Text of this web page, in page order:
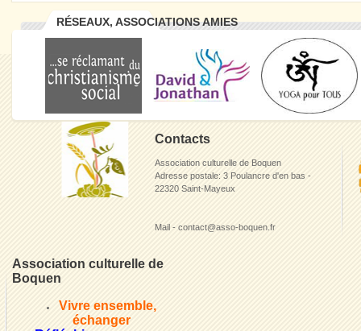
RÉSEAUX, ASSOCIATIONS AMIES
Contacts
Association culturelle de Boquen
Adresse postale: 3 Poulancre d'en bas -
22320 Saint-Mayeux
Mail - contact@asso-boquen.fr
Association culturelle de
Boquen
Vivre ensemble,
échanger